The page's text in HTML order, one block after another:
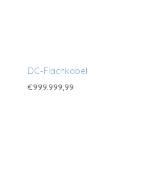
DC-Flachkabel
€999.999,99